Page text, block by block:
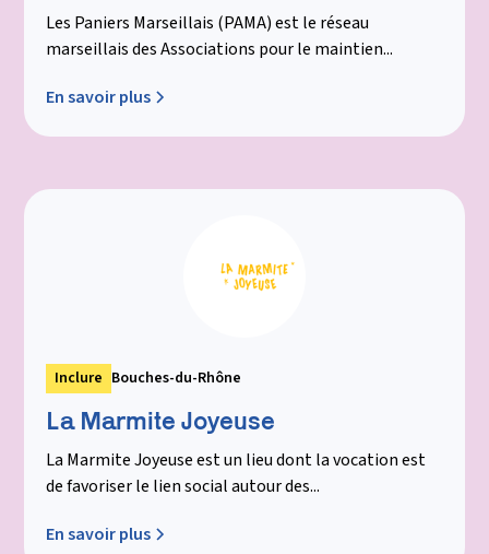
Les Paniers Marseillais (PAMA) est le réseau
marseillais des Associations pour le maintien...
En savoir plus
Inclure Bouches-du-Rhône
La Marmite Joyeuse
La Marmite Joyeuse est un lieu dont la vocation est
de favoriser le lien social autour des...
En savoir plus